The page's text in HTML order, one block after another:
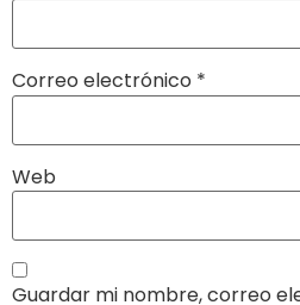
Correo electrónico *
Web
Guardar mi nombre, correo